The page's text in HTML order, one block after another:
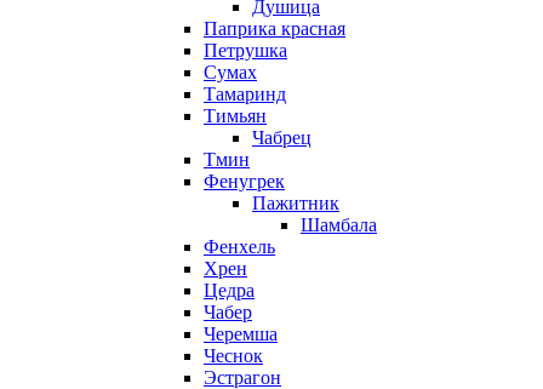
Душица
Паприка красная
Петрушка
Сумах
Тамаринд
Тимьян
Чабрец
Тмин
Фенугрек
Пажитник
Шамбала
Фенхель
Хрен
Цедра
Чабер
Черемша
Чеснок
Эстрагон